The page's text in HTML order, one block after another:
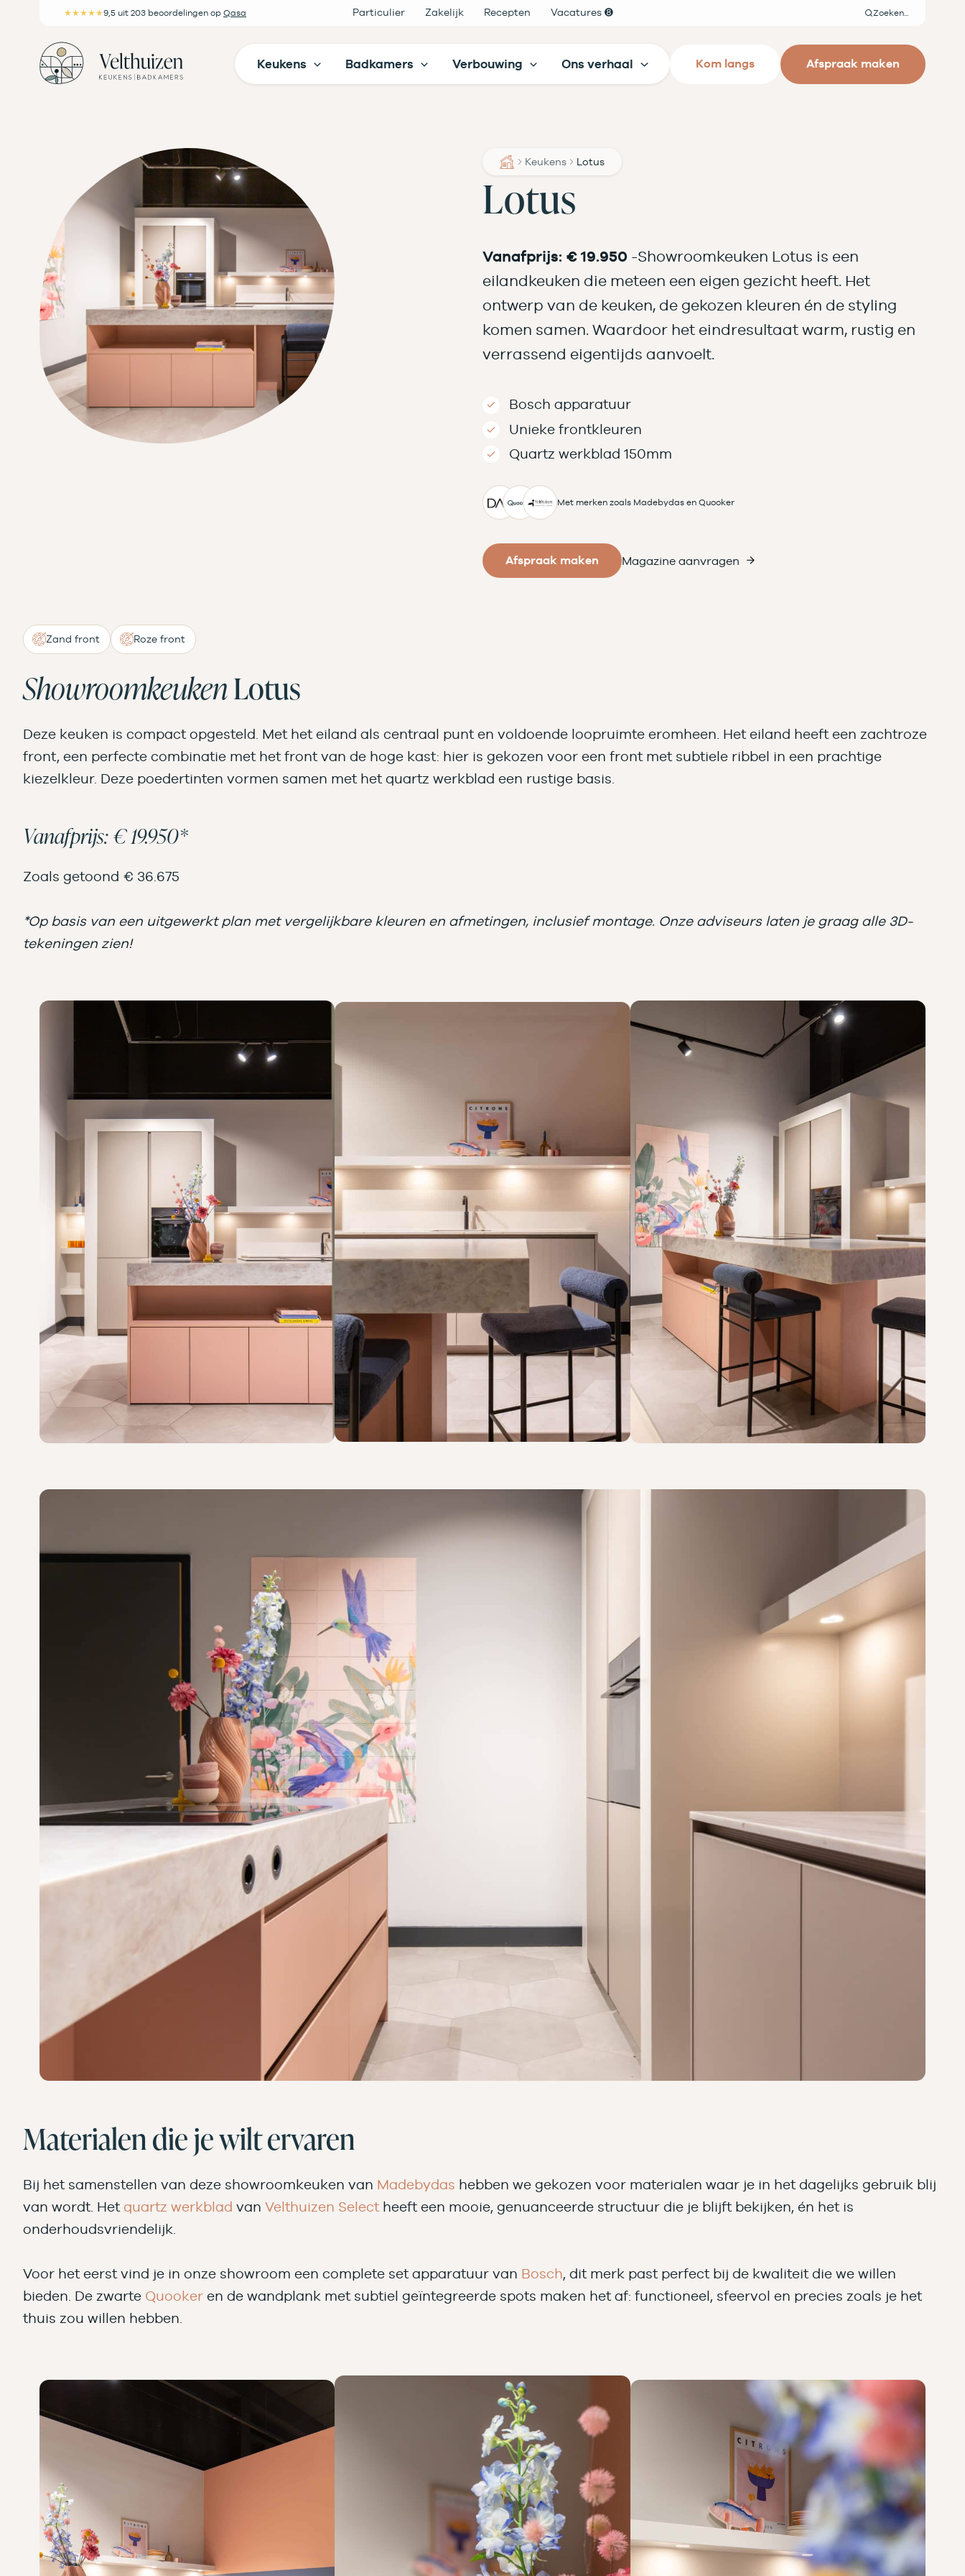
inhoud
★★★★★9,5 uit 203 beoordelingen op Qasa Particulier Zakelijk Recepten Vacatures ➑ Zoeken
Keukens Badkamers Verbouwing Ons verhaal Kom langs Afspraak maken
Keukens Lotus
Lotus
Vanafprijs: € 19.950 -Showroomkeuken Lotus is een
eilandkeuken die meteen een eigen gezicht heeft. Het
ontwerp van de keuken, de gekozen kleuren én de styling
komen samen. Waardoor het eindresultaat warm, rustig en
verrassend eigentijds aanvoelt.
Bosch apparatuur
Unieke frontkleuren
Quartz werkblad 150mm
Met merken zoals Madebydas en Quooker
Afspraak maken Magazine aanvragen
Zand front Roze front
ShowroomkeukenLotus
Deze keuken is compact opgesteld. Met het eiland als centraal punt en voldoende loopruimte eromheen. Het eiland heeft een zachtroze
front, een perfecte combinatie met het front van de hoge kast: hier is gekozen voor een front met subtiele ribbel in een prachtige
kiezelkleur. Deze poedertinten vormen samen met het quartz werkblad een rustige basis.
Vanafprijs: € 19.950*
Zoals getoond € 36.675
*Op basis van een uitgewerkt plan met vergelijkbare kleuren en afmetingen, inclusief montage. Onze adviseurs laten je graag alle 3D-
tekeningen zien!
Materialen die je wilt ervaren
Bij het samenstellen van deze showroomkeuken van Madebydas hebben we gekozen voor materialen waar je in het dagelijks gebruik blij
van wordt. Het quartz werkblad van Velthuizen Select heeft een mooie, genuanceerde structuur die je blijft bekijken, én het is
onderhoudsvriendelijk.
Voor het eerst vind je in onze showroom een complete set apparatuur van Bosch, dit merk past perfect bij de kwaliteit die we willen
bieden. De zwarte Quooker en de wandplank met subtiel geïntegreerde spots maken het af: functioneel, sfeervol en precies zoals je het
thuis zou willen hebben.